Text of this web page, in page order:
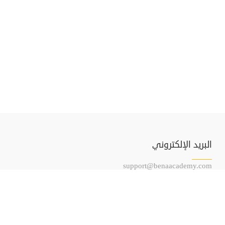
البريد الإلكتروني
support@benaacademy.com